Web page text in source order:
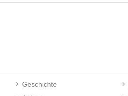
Geschichte